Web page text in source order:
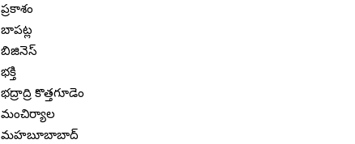
ప్రకాశం
బాపట్ల
బిజినెస్
భక్తి
భద్రాద్రి కొత్తగూడెం
మంచిర్యాల
మహబూబాబాద్